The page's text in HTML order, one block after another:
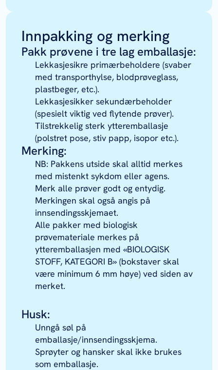
Innpakking og merking
Pakk prøvene i tre lag emballasje:
Lekkasjesikre primærbeholdere (svaber
med transporthylse, blodprøveglass,
plastbeger, etc.).
Lekkasjesikker sekundærbeholder
(spesielt viktig ved flytende prøver).
Tilstrekkelig sterk ytteremballasje
(polstret pose, stiv papp, isopor etc.).
Merking:
NB: Pakkens utside skal alltid merkes
med mistenkt sykdom eller agens.
Merk alle prøver godt og entydig.
Merkingen skal også angis på
innsendingsskjemaet.
Alle pakker med biologisk
prøvemateriale merkes på
ytteremballasjen med «BIOLOGISK
STOFF, KATEGORI B» (bokstaver skal
være minimum 6 mm høye) ved siden av
merket.
Husk:
Unngå søl på
emballasje/innsendingsskjema.
Sprøyter og hansker skal ikke brukes
som emballasje.